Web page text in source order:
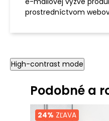
prostredníctvom
High-contrast mode
Podobné a
24% ZĽAVA